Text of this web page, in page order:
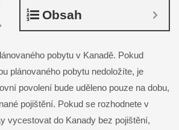
Obsah
pobytu v Kanadě. Pokud
plánovaného pobytu nedoložíte, je
povolení bude uděleno pouze na dobu,
pojištění. Pokud se rozhodnete v
vycestovat do Kanady bez pojištění,